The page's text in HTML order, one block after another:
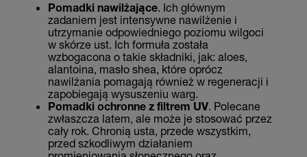
Pomadki nawilżające. Ich głównym
zadaniem jest intensywne nawilżenie i
utrzymanie odpowiedniego poziomu wilgoci
w skórze ust. Ich formuła została
wzbogacona o takie składniki, jak: aloes,
alantoina, masło shea, które oprócz
nawilżania pomagają również w regeneracji i
zapobiegają wysuszeniu warg.
Pomadki ochronne z filtrem UV. Polecane
zwłaszcza latem, ale może je stosować przez
cały rok. Chronią usta, przede wszystkim,
przed szkodliwym działaniem